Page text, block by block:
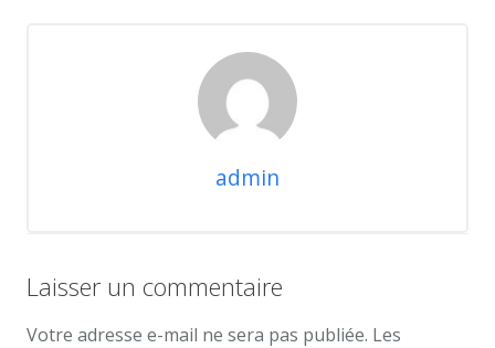
admin
Laisser un commentaire
Votre adresse e-mail ne sera pas publiée. Les